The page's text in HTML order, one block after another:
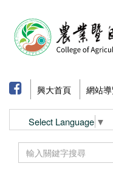
興大首頁 網站
Select Language ▼